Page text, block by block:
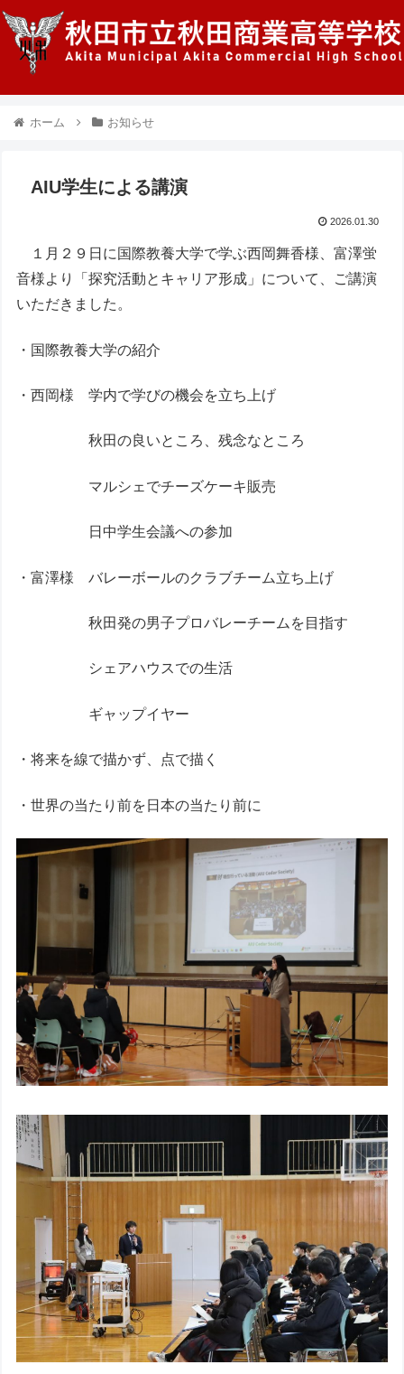
ホーム お知らせ
AIU学生による講演
2026.01.30
１月２９日に国際教養大学で学ぶ西岡舞香様、富澤蛍
音様より「探究活動とキャリア形成」について、ご講演
いただきました。
・国際教養大学の紹介
・西岡様 学内で学びの機会を立ち上げ
秋田の良いところ、残念なところ
マルシェでチーズケーキ販売
日中学生会議への参加
・富澤様 バレーボールのクラブチーム立ち上げ
秋田発の男子プロバレーチームを目指す
シェアハウスでの生活
ギャップイヤー
・将来を線で描かず、点で描く
・世界の当たり前を日本の当たり前に